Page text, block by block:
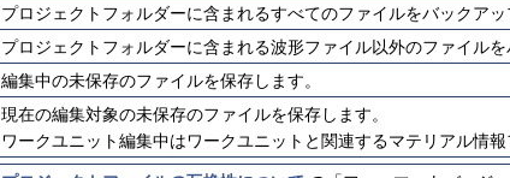
プロジェクトフォルダーに含まれるすべてのファイルをバックアッ
プロジェクトフォルダーに含まれる波形ファイル以外のファイル
編集中の未保存のファイルを保存します。
現在の編集対象の未保存のファイルを保存します。
ワークユニット編集中はワークユニットと関連するマテリアル情報